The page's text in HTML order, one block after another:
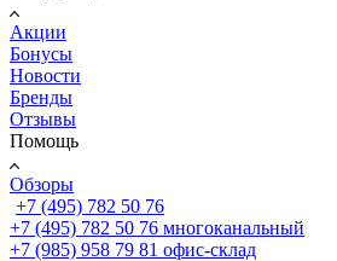
Акции
Бонусы
Новости
Бренды
Отзывы
Помощь
Обзоры
+7 (495) 782 50 76
+7 (495) 782 50 76 многоканальный
+7 (985) 958 79 81 офис-склад